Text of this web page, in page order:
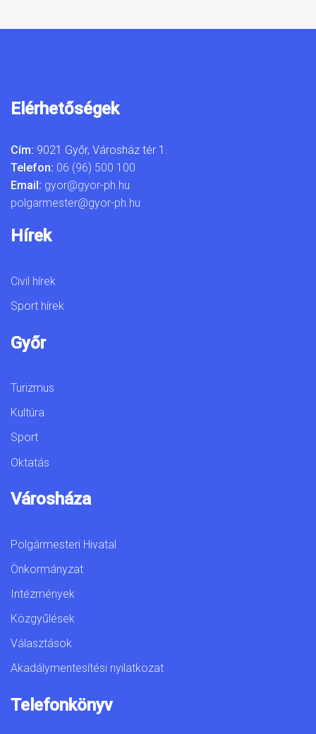
Elérhetőségek
Cím: 9021 Győr, Városház tér 1.
Telefon: 06 (96) 500 100
Email: gyor@gyor-ph.hu
polgarmester@gyor-ph.hu
Hírek
Civil hírek
Sport hírek
Győr
Turizmus
Kultúra
Sport
Oktatás
Városháza
Polgármesteri Hivatal
Önkormányzat
Intézmények
Közgyűlések
Választások
Akadálymentesítési nyilatkozat
Telefonkönyv